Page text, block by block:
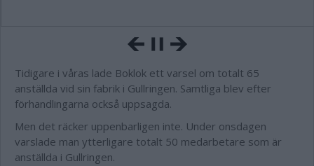
Tidigare i våras lade Boklok ett varsel om totalt 65
anställda vid sin fabrik i Gullringen. Samtliga blev efter
förhandlingarna också uppsagda.
Men det räcker uppenbarligen inte. Under onsdagen
varslade man ytterligare totalt 50 medarbetare som är
anställda i Gullringen.